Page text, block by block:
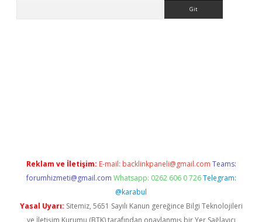
Reklam ve İletişim: E-mail: backlinkpaneli@gmail.com Teams:
forumhizmeti@gmail.com Whatsapp: 0262 606 0 726 Telegram:
@karabul
Yasal Uyarı: Sitemiz, 5651 Sayılı Kanun gereğince Bilgi Teknolojileri
ve İletişim Kurumu (BTK) tarafından onaylanmış bir Yer Sağlayıcı